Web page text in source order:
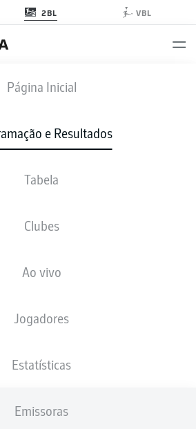
2BL VBL
Página Inicial
e Resultados
Tabela
Clubes
Ao vivo
Jogadores
Estatísticas
Emissoras
BSC SVD
ESCALAÇÕES
inicial será divulgada 60
antes do início da partida